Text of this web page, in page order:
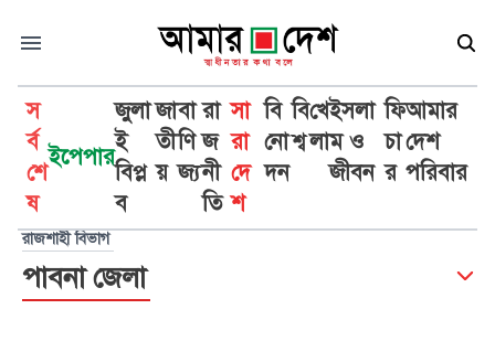
স
র্ব
শে
ষ
ইপেপার
জুলা
ই
বিপ্ল
ব
জা
তী
য়
বা
ণি
জ্য
রা
জ
নী
তি
সা
রা
দে
শ
বি
নো
দন
বি
শ্ব
খে
লা
ইসলা
ম ও
জীবন
ফি
চা
র
আমার
দেশ
পরিবার
রাজশাহী বিভাগ
পাবনা জেলা